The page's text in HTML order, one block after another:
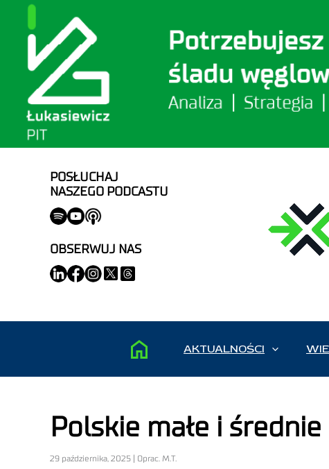
POSŁUCHAJ
NASZEGO PODCASTU
OBSERWUJ NAS
AKTUALNOŚCI
Polskie małe i
29 października, 2025 | Oprac. M.T.